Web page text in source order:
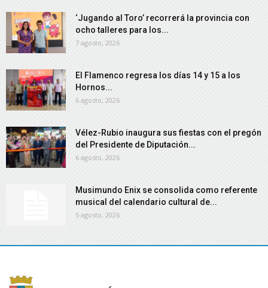
‘Jugando al Toro’ recorrerá la provincia con
ocho talleres para los...
7 agosto, 2026
El Flamenco regresa los días 14 y 15 a los
Hornos...
6 agosto, 2026
Vélez-Rubio inaugura sus fiestas con el pregón
del Presidente de Diputación...
6 agosto, 2026
Musimundo Enix se consolida como referente
musical del calendario cultural de...
5 agosto, 2026